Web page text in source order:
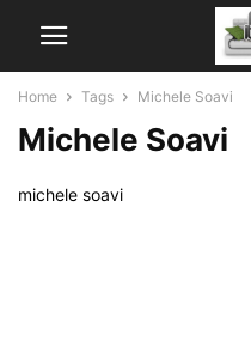
Home Tags Michele Soavi
Michele Soavi
michele soavi